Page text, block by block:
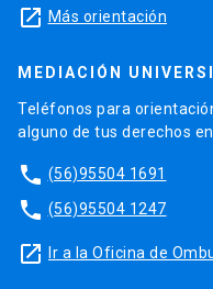
launch Más orientación
MEDIACIÓN
Teléfonos para
alguno de tus derechos
phone (56)95504 1691
phone (56)95504 1247
launch Ir a la Oficina de